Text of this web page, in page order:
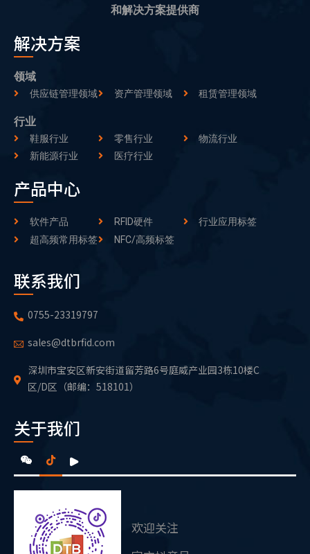
和解决方案提供商
解决方案
领域
供应链管理领域 资产管理领域 租赁管理领域
行业
鞋服行业 零售行业
物流行业
新能源行业
医疗行业
产品中心
软件产品 RFID硬件
行业应用标签
超高频常用标签
NFC/高频标签
联系我们
0755-23319797
sales@dtbrfid.com
深圳市宝安区新安街道留芳路6号庭威产业园3栋10楼C
区/D区（邮编：518101）
关于我们
欢迎关注